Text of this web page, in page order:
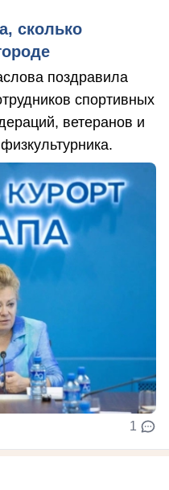
сколько
поздравила
спортивных
ветеранов и
1